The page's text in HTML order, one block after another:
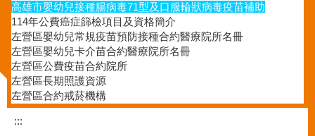
高雄市嬰幼兒接種腸病毒71型及口服輪狀病毒疫苗補助
114年公費癌症篩檢項目及資格簡介
左營區嬰幼兒常規疫苗預防接種合約醫療院所名冊
左營區嬰幼兒卡介苗合約醫療院所名冊
左營區公費疫苗合約院所
左營區長期照護資源
左營區合約戒菸機構
:::